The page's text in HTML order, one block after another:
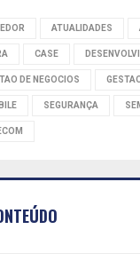
ATUALIDADES
CASE
DE NEGOCIOS
SEGURANÇA